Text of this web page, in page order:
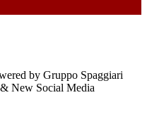
by Gruppo Spaggiari
New Social Media